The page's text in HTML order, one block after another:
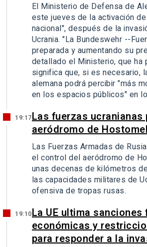
El Ministerio de Defensa de
este jueves de la activación
nacional", después de la
Ucrania. "La Bundeswehr --
preparada y aumentando su
detallado el Ministerio, que ha
significa que, si es necesario,
alemana podrá percibir "más
en los espacios públicos" en
19:17Las fuerzas ucranianas
aeródromo de
Las Fuerzas Armadas de
el control del aeródromo de
unas decenas de kilómetros
las capacidades militares de
ofensiva de tropas rusas.
19:10La UE ultima
económicas y
para responder a la